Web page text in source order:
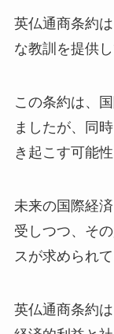
英仏通商条約
な教訓を提供し
この条約は、
ましたが、同
き起こす可能
未来の国際経
受しつつ、そ
スが求められて
英仏通商条約